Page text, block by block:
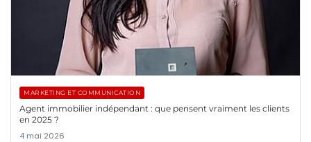
MARKETING ET COMMUNICATION
Agent immobilier indépendant : que pensent vraiment les clients
en 2025 ?
4 mai 2026